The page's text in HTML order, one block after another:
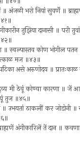
अंजळी भरो नियां सुवर्णें ॥
तुझिया दानासी ॥ परी
स्वल्पास्तव कोण भोगील पतन
मज ॥४३॥
असे अरुणोदय ॥
मी ठेवूं कोण्या कारणा ॥
तुज ॥४५॥
उभयतां ठाकलीं कर जोडोनी
अंगीकारिलें तें दान ॥